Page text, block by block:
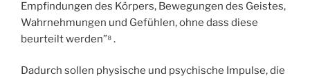
Empfindungen des Körpers, Bewegungen des Geistes,
Wahrnehmungen und Gefühlen, ohne dass diese
beurteilt werden”⁸ .
Dadurch sollen physische und psychische Impulse, die